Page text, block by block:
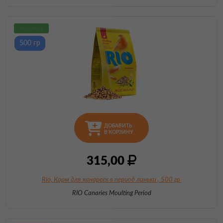
ДОБАВИТЬ
В КОРЗИНУ
315,00
500 гр
Rio, Корм для канареек в период линьки , 500 гр
RIO Canaries Moulting Period